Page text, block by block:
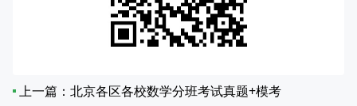
上一篇： 北京各区各校数学分班考试真题+模考